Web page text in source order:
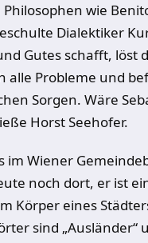
Philosophen wie
Dialektiker
Gutes schafft, löst
alle Probleme und
Sorgen. Wäre
Horst Seehofer.
im Wiener
noch dort, er ist
Körper eines
sind „Ausländer“